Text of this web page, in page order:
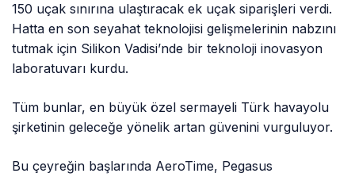
150 uçak sınırına ulaştıracak ek uçak siparişleri verdi.
Hatta en son seyahat teknolojisi gelişmelerinin nabzını
tutmak için Silikon Vadisi’nde bir teknoloji inovasyon
laboratuvarı kurdu.
Tüm bunlar, en büyük özel sermayeli Türk havayolu
şirketinin geleceğe yönelik artan güvenini vurguluyor.
Bu çeyreğin başlarında AeroTime, Pegasus